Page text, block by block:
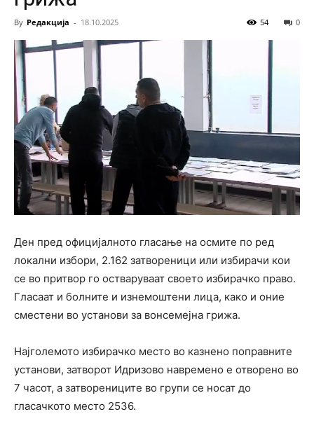
By Редакција - 18.10.2025 0
54
Ден пред официјалното гласање на осмите по ред
локални избори, 2.162 затвореници или избирачи кои
се во притвор го остваруваат своето избирачко право.
Гласаат и болните и изнемоштени лица, како и оние
сместени во установи за вонсемејна грижа.
Најголемото избирачко место во казнено поправните
установи, затворот Идризово навремено е отворено во
7 часот, а затворениците во групи се носат до
гласачкото место 2536.